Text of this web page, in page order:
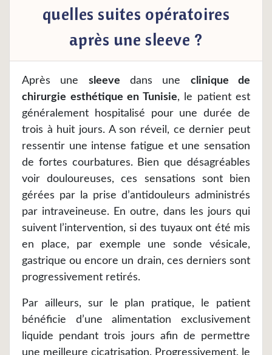
quelles suites opératoires
après une sleeve ?
Après une sleeve dans une clinique de
chirurgie esthétique en Tunisie, le patient est
généralement hospitalisé pour une durée de
trois à huit jours. A son réveil, ce dernier peut
ressentir une intense fatigue et une sensation
de fortes courbatures. Bien que désagréables
voir douloureuses, ces sensations sont bien
gérées par la prise d’antidouleurs administrés
par intraveineuse. En outre, dans les jours qui
suivent l’intervention, si des tuyaux ont été mis
en place, par exemple une sonde vésicale,
gastrique ou encore un drain, ces derniers sont
progressivement retirés.
Par ailleurs, sur le plan pratique, le patient
bénéficie d’une alimentation exclusivement
liquide pendant trois jours afin de permettre
une meilleure cicatrisation. Progressivement, le